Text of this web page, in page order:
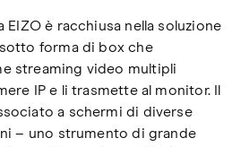
EIZO è racchiusa nella soluzione
sotto forma di box che
streaming video multipli
IP e li trasmette al monitor. Il
a schermi di diverse
– uno strumento di grande